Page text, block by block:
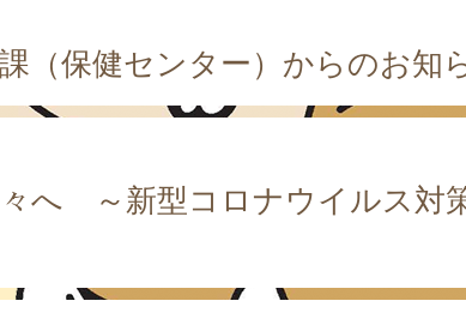
（保健センター）からのお知
へ ～新型コロナウイルス対